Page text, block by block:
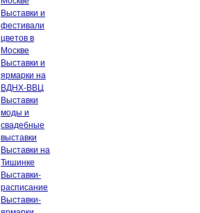
Выставки и
фестивали
цветов в
Москве
Выставки и
ярмарки на
ВДНХ-ВВЦ
Выставки
моды и
свадебные
выставки
Выставки на
Тишинке
Выставки-
расписание
Выставки-